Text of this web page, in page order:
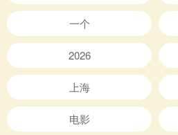
一个
2026
上海
电影